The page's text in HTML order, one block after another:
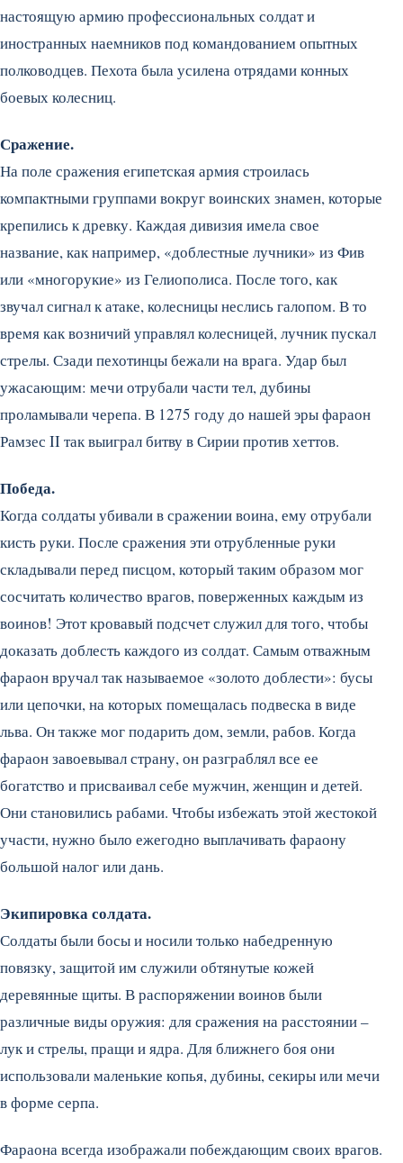
настоящую армию профессиональных солдат и
иностранных наемников под командованием опытных
полководцев. Пехота была усилена отрядами конных
боевых колесниц.
Сражение.
На поле сражения египетская армия строилась
компактными группами вокруг воинских знамен, которые
крепились к древку. Каждая дивизия имела свое
название, как например, «доблестные лучники» из Фив
или «многорукие» из Гелиополиса. После того, как
звучал сигнал к атаке, колесницы неслись галопом. В то
время как возничий управлял колесницей, лучник пускал
стрелы. Сзади пехотинцы бежали на врага. Удар был
ужасающим: мечи отрубали части тел, дубины
проламывали черепа. В 1275 году до нашей эры фараон
Рамзес II так выиграл битву в Сирии против хеттов.
Победа.
Когда солдаты убивали в сражении воина, ему отрубали
кисть руки. После сражения эти отрубленные руки
складывали перед писцом, который таким образом мог
сосчитать количество врагов, поверженных каждым из
воинов! Этот кровавый подсчет служил для того, чтобы
доказать доблесть каждого из солдат. Самым отважным
фараон вручал так называемое «золото доблести»: бусы
или цепочки, на которых помещалась подвеска в виде
льва. Он также мог подарить дом, земли, рабов. Когда
фараон завоевывал страну, он разграблял все ее
богатство и присваивал себе мужчин, женщин и детей.
Они становились рабами. Чтобы избежать этой жестокой
участи, нужно было ежегодно выплачивать фараону
большой налог или дань.
Экипировка солдата.
Солдаты были босы и носили только набедренную
повязку, защитой им служили обтянутые кожей
деревянные щиты. В распоряжении воинов были
различные виды оружия: для сражения на расстоянии –
лук и стрелы, пращи и ядра. Для ближнего боя они
использовали маленькие копья, дубины, секиры или мечи
в форме серпа.
Фараона всегда изображали побеждающим своих врагов.